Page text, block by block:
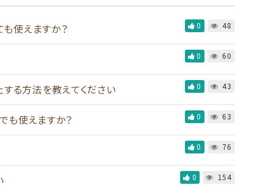
使えますか？ 0 48
0 60
る方法を教えてください 0 43
も使えますか？ 0 63
0 76
0 154